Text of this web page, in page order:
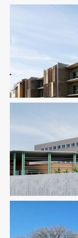
BIM / CIM / TIM
Santé